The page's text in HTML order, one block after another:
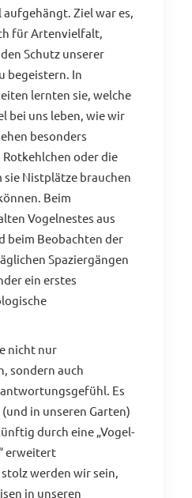
Ziel war es,
für Artenvielfalt,
Schutz unserer
begeistern. In
lernten sie, welche
bei uns leben, wie wir
besonders
Rotkehlchen oder die
sie Nistplätze brauchen
Beim
Vogelnestes aus
beim Beobachten der
Spaziergängen
ein erstes
nicht nur
sondern auch
Es
in unseren Garten)
durch eine „Vogel-
erweitert
werden wir sein,
in unseren